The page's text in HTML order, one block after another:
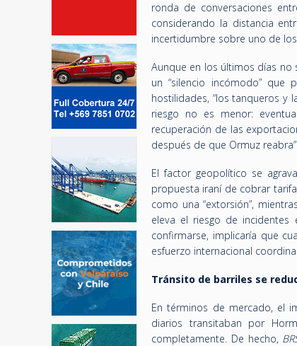
ronda de conversaciones
considerando la distancia
incertidumbre sobre uno de
Aunque en los últimos días no
un “silencio incómodo” que
hostilidades, “los tanqueros y
riesgo no es menor:
recuperación de las
después de que Ormuz
El factor geopolítico se
propuesta iraní de cobrar
como una “extorsión”,
eleva el riesgo de
confirmarse, implicaría que
esfuerzo internacional
Tránsito de barriles se
En términos de mercado, el
diarios transitaban por
completamente. De hecho,